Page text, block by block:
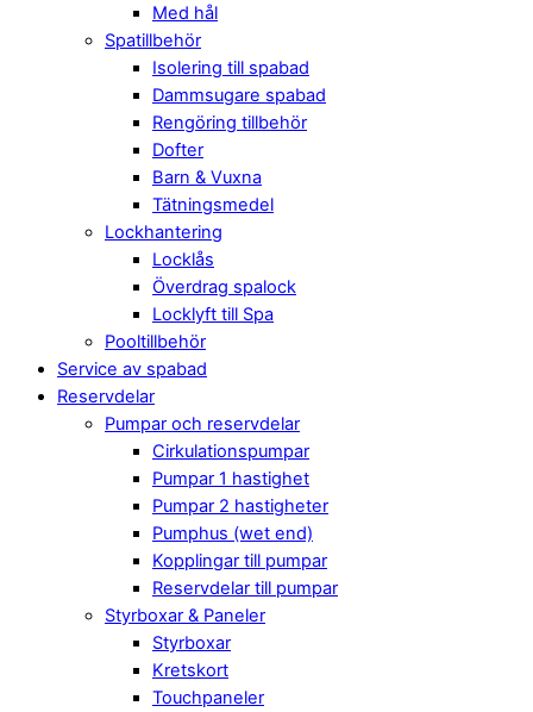
Med hål
Spatillbehör
Isolering till spabad
Dammsugare spabad
Rengöring tillbehör
Dofter
Barn & Vuxna
Tätningsmedel
Lockhantering
Locklås
Överdrag spalock
Locklyft till Spa
Pooltillbehör
Service av spabad
Reservdelar
Pumpar och reservdelar
Cirkulationspumpar
Pumpar 1 hastighet
Pumpar 2 hastigheter
Pumphus (wet end)
Kopplingar till pumpar
Reservdelar till pumpar
Styrboxar & Paneler
Styrboxar
Kretskort
Touchpaneler